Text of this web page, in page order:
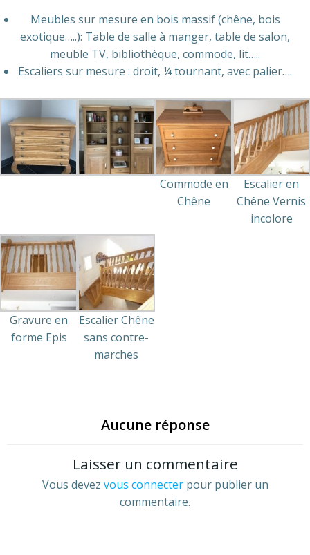
Meubles sur mesure en bois massif (chêne, bois
exotique…..): Table de salle à manger, table de salon,
meuble TV, bibliothèque, commode, lit…..
Escaliers sur mesure : droit, ¼ tournant, avec palier….
Commode en
Chêne
Escalier en
Chêne Vernis
incolore
Gravure en
forme Epis
Escalier Chêne
sans contre-
marches
Aucune réponse
Laisser un commentaire
Vous devez vous connecterpour publier un
commentaire.